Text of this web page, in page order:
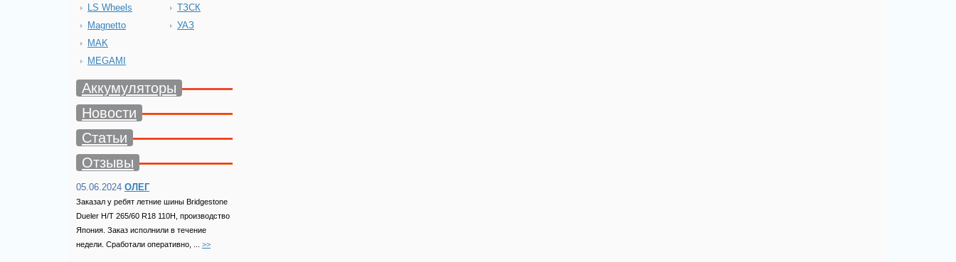
LS Wheels
Magnetto
MAK
MEGAMI
ТЗСК
УАЗ
Аккумуляторы
Новости
Статьи
Отзывы
05.06.2024 ОЛЕГ
Заказал у ребят летние шины Bridgestone
Dueler H/T 265/60 R18 110H, производство
Япония. Заказ исполнили в течение
недели. Сработали оперативно, ... >>